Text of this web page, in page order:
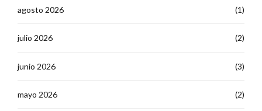
agosto 2026 (1)
julio 2026 (2)
junio 2026 (3)
mayo 2026 (2)